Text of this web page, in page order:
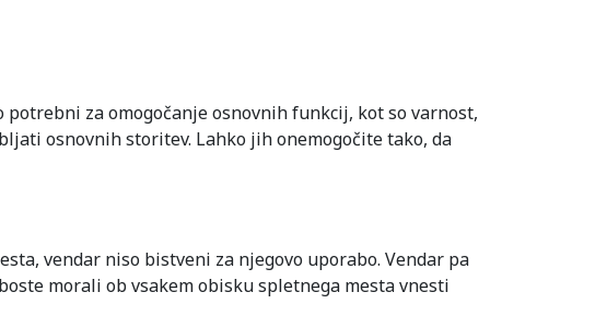
za omogočanje osnovnih funkcij, kot so varnost,
osnovnih storitev. Lahko jih onemogočite tako, da
vendar niso bistveni za njegovo uporabo. Vendar pa
morali ob vsakem obisku spletnega mesta vnesti